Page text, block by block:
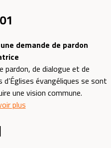
demande de pardon
pardon, de dialogue et de
évangéliques se sont
une vision commune.
plus